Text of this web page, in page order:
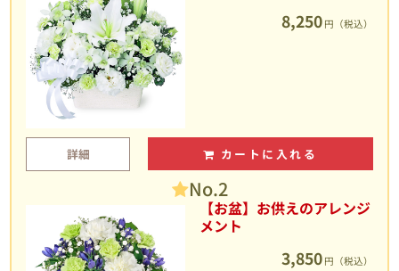
8,250 円（税込）
詳細 カートに入れる
No.2
【お盆】お供えのアレンジ
メント
3,850 円（税込）